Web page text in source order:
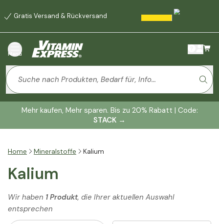
Gratis Versand & Rückversand
Menü
Mehr kaufen, Mehr sparen. Bis zu 20% Rabatt | Code:
STACK →
Home Mineralstoffe Kalium
Kalium
Wir haben 1 Produkt, die Ihrer aktuellen Auswahl
entsprechen